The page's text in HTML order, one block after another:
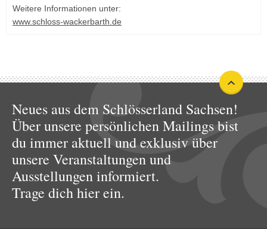
Weitere Informationen unter:
www.schloss-wackerbarth.de
Neues aus dem Schlösserland Sachsen!
Über unsere persönlichen Mailings bist
du immer aktuell und exklusiv über
unsere Veranstaltungen und
Ausstellungen informiert.
Trage dich hier ein.